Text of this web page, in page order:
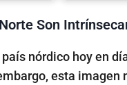
Son
nórdico hoy en
esta imagen